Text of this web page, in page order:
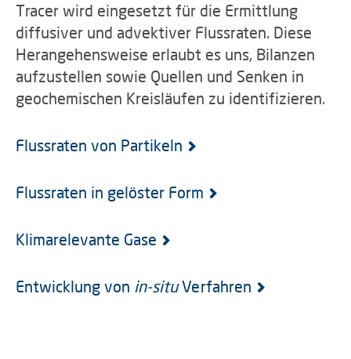
Tracer wird eingesetzt für die Ermittlung
diffusiver und advektiver Flussraten. Diese
Herangehensweise erlaubt es uns, Bilanzen
aufzustellen sowie Quellen und Senken in
geochemischen Kreisläufen zu identifizieren.
Flussraten von Partikeln
Flussraten in gelöster Form
Klimarelevante Gase
Entwicklung von in-situVerfahren